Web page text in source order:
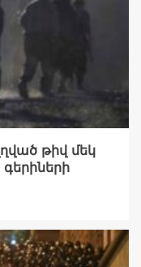
թիվ մեկ
գերիների